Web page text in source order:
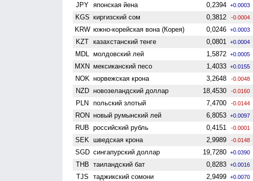
JPY японская йена 0,2394 +0.0003
KGS киргизский сом 0,3812 -0.0004
KRW южно-корейская вона (Корея) 0,0246 +0.0003
KZT казахстанский тенге 0,0801 +0.0004
MDL молдовский лей 1,5872 +0.0005
MXN мексиканский песо 1,4033 +0.0155
NOK норвежская крона 3,2648 -0.0048
NZD ново­зеландский доллар 18,4530 -0.0160
PLN польский злотый 7,4700 -0.0144
RON новый румынский лей 6,8053 +0.0097
RUB российский рубль 0,4151 -0.0001
SEK шведская крона 2,9989 -0.0148
SGD сингапурский доллар 19,7280 +0.0390
THB таиландский бат 0,8283 +0.0016
TJS таджикский сомони 2,9499 +0.0070